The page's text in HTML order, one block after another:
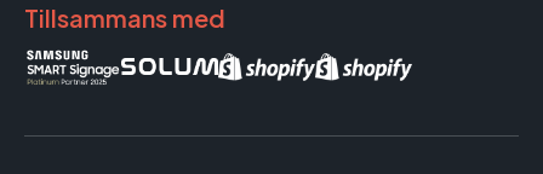
Tillsammans med